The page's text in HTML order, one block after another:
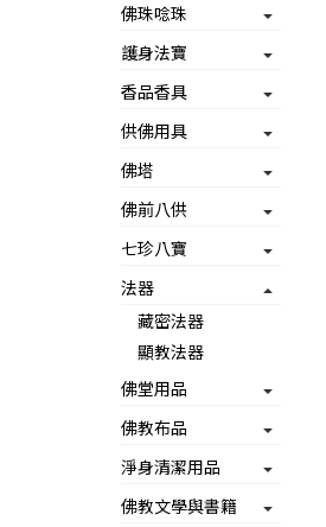
佛珠唸珠
護身法寶
香品香具
供佛用具
佛塔
佛前八供
七珍八寶
法器
藏密法器
顯教法器
佛堂用品
佛教布品
淨身清潔用品
佛教文學與書籍